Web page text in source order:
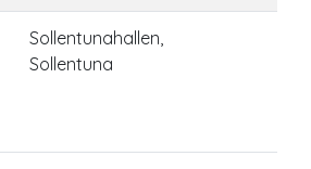
Sollentunahallen,
Sollentuna